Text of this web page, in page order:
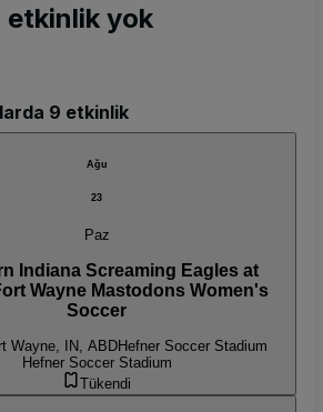
etkinlik yok
9 etkinlik
Ağu
23
Paz
Indiana Screaming Eagles at
Wayne Mastodons Women's
Soccer
Wayne, IN, ABDHefner Soccer Stadium
Hefner Soccer Stadium
Tükendi